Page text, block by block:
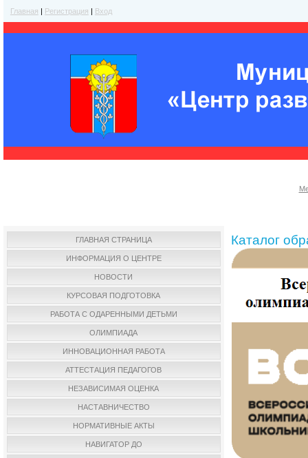
Главная | Регистрация | Вход
ГЛАВНАЯ СТРАНИЦА
ИНФОРМАЦИЯ О ЦЕНТРЕ
НОВОСТИ
КУРСОВАЯ ПОДГОТОВКА
РАБОТА С ОДАРЕННЫМИ ДЕТЬМИ
ОЛИМПИАДА
ИННОВАЦИОННАЯ РАБОТА
АТТЕСТАЦИЯ ПЕДАГОГОВ
НЕЗАВИСИМАЯ ОЦЕНКА
НАСТАВНИЧЕСТВО
НОРМАТИВНЫЕ АКТЫ
НАВИГАТОР ДО
Каталог